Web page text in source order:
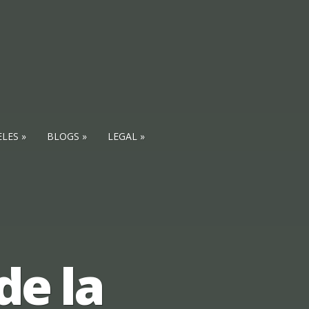
BLOGS
LEGAL
la